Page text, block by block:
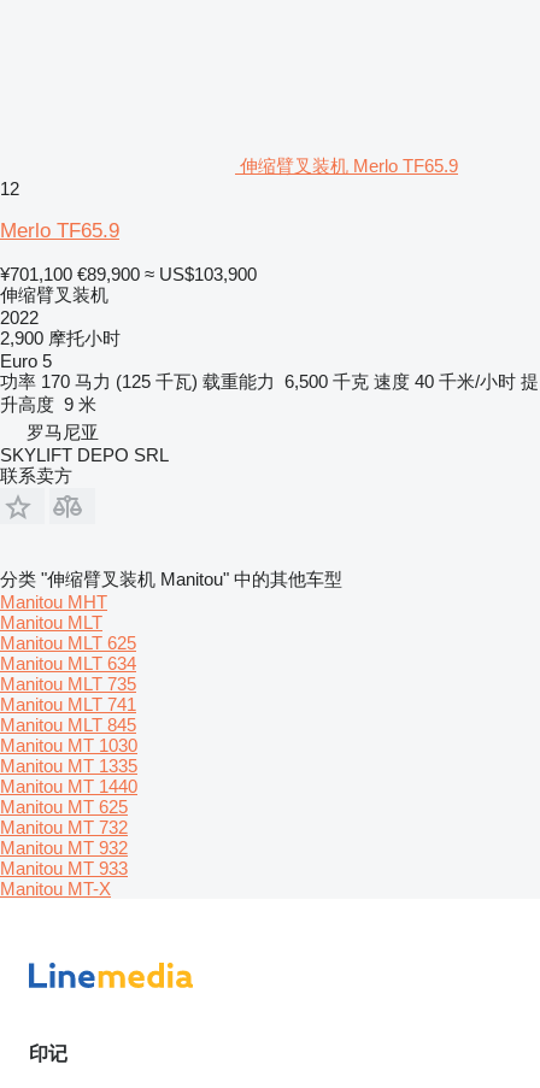
伸缩臂叉装机 Merlo TF65.9
12
Merlo TF65.9
¥701,100 €89,900 ≈ US$103,900
伸缩臂叉装机
2022
2,900 摩托小时
Euro 5
功率 170 马力 (125 千瓦) 载重能力 6,500 千克 速度 40 千米/小时 提
升高度 9 米
罗马尼亚
SKYLIFT DEPO SRL
联系卖方
分类 "伸缩臂叉装机 Manitou" 中的其他车型
Manitou MHT
Manitou MLT
Manitou MLT 625
Manitou MLT 634
Manitou MLT 735
Manitou MLT 741
Manitou MLT 845
Manitou MT 1030
Manitou MT 1335
Manitou MT 1440
Manitou MT 625
Manitou MT 732
Manitou MT 932
Manitou MT 933
Manitou MT-X
印记